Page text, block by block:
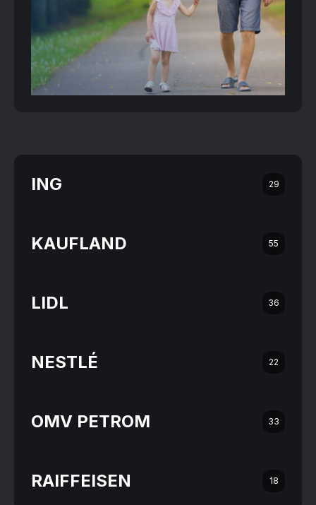
ING 29
KAUFLAND 55
LIDL 36
NESTLÉ 22
OMV PETROM 33
RAIFFEISEN 18